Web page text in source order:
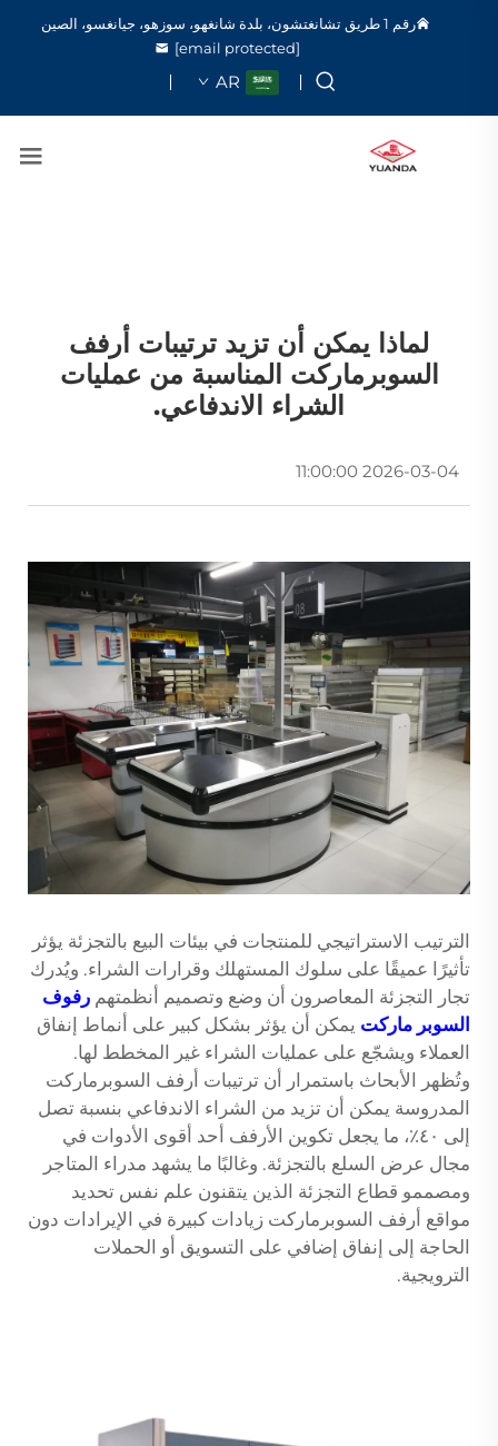
رقم 1 طريق تشانغتشون، بلدة شانغهو، سوزهو، جيانغسو، الصين
[email protected]
AR
لماذا يمكن أن تزيد ترتيبات أرفف
السوبرماركت المناسبة من عمليات
الشراء الاندفاعي.
2026-03-04 11:00:00
الترتيب الاستراتيجي للمنتجات في بيئات البيع بالتجزئة يؤثر
تأثيرًا عميقًا على سلوك المستهلك وقرارات الشراء. ويُدرك
تجار التجزئة المعاصرون أن وضع وتصميم أنظمتهم رفوف
السوبر ماركت يمكن أن يؤثر بشكل كبير على أنماط إنفاق
العملاء ويشجّع على عمليات الشراء غير المخطط لها.
وتُظهر الأبحاث باستمرار أن ترتيبات أرفف السوبرماركت
المدروسة يمكن أن تزيد من الشراء الاندفاعي بنسبة تصل
إلى ٤٠٪، ما يجعل تكوين الأرفف أحد أقوى الأدوات في
مجال عرض السلع بالتجزئة. وغالبًا ما يشهد مدراء المتاجر
ومصممو قطاع التجزئة الذين يتقنون علم نفس تحديد
مواقع أرفف السوبرماركت زيادات كبيرة في الإيرادات دون
الحاجة إلى إنفاق إضافي على التسويق أو الحملات
الترويجية.